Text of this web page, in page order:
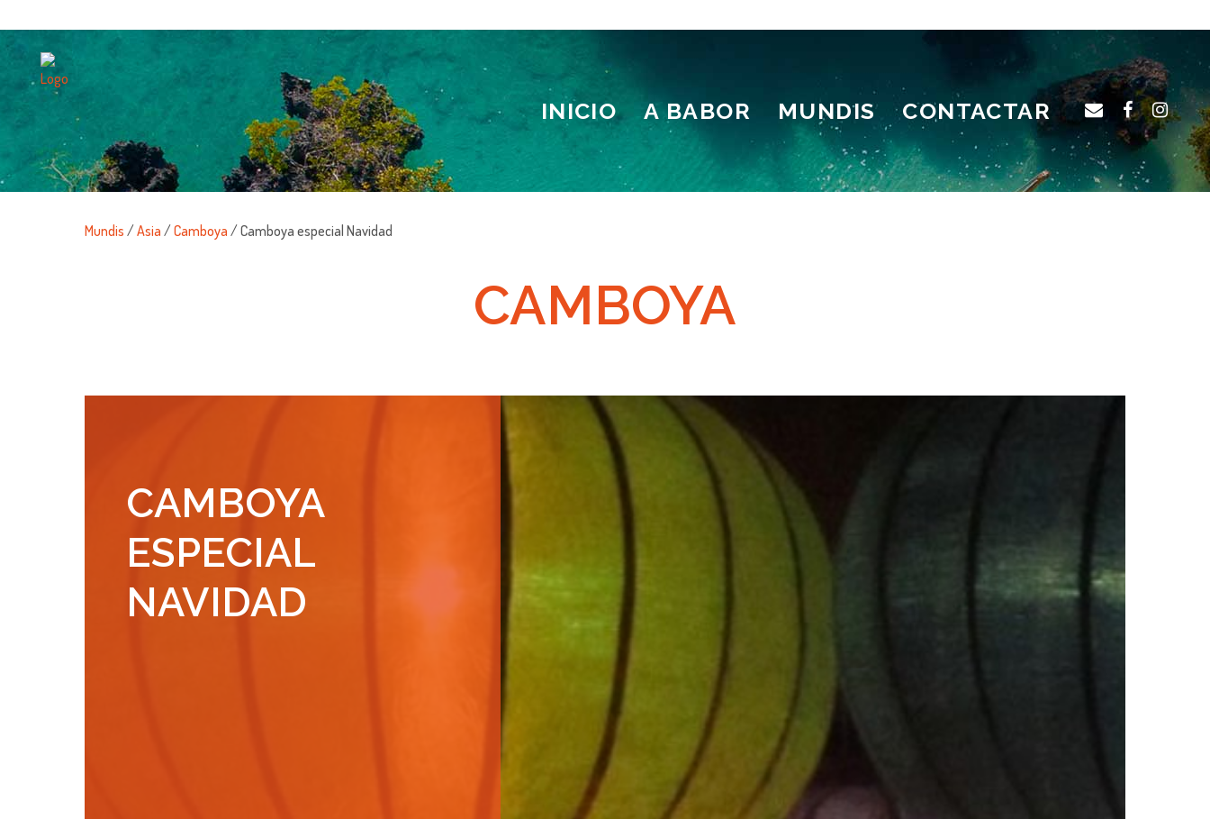
INICIO A BABOR MUNDIS CONTACTAR
Mundis /Asia /Camboya / Camboya especial Navidad
CAMBOYA
CAMBOYA
ESPECIAL
NAVIDAD